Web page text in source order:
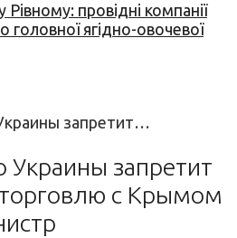
провідні компанії
головної ягідно-овочевої
запретит…
Украины запретит
с Крымом